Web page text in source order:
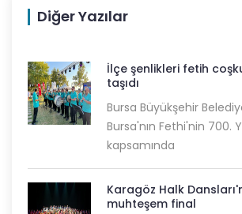
Diğer Yazılar
İlçe şenlikleri fetih
taşıdı
Bursa Büyükşehir
Bursa'nın Fethi'nin 700.
kapsamında
Karagöz Halk
muhteşem final